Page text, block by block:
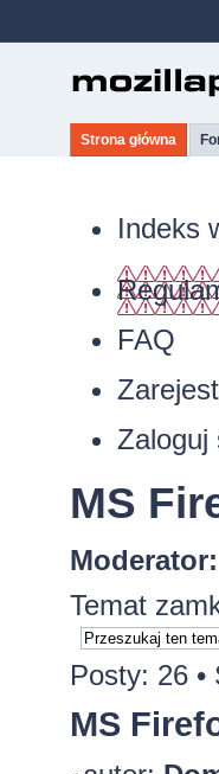
Strona główna
Indeks
FAQ
Zaloguj
MS
Moderator:
Temat
Posty: 26 •
MS